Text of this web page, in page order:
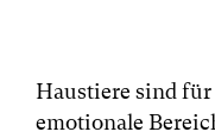
Haustiere sind
emotionale